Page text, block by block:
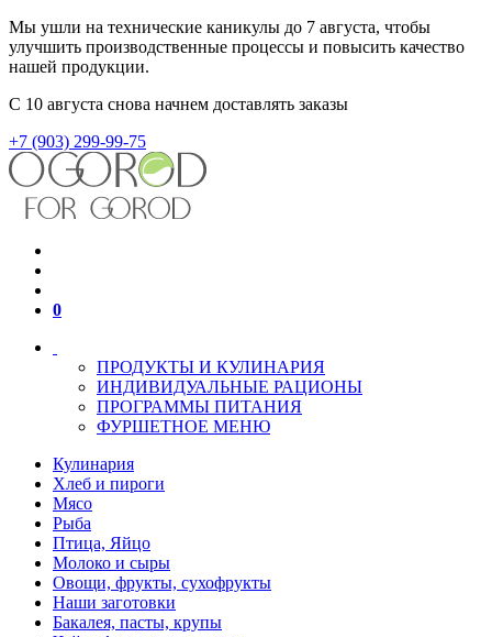
Мы ушли на технические каникулы до 7 августа, чтобы
улучшить производственные процессы и повысить качество
нашей продукции.
С 10 августа снова начнем доставлять заказы
+7 (903) 299-99-75
0
ПРОДУКТЫ И КУЛИНАРИЯ
ИНДИВИДУАЛЬНЫЕ РАЦИОНЫ
ПРОГРАММЫ ПИТАНИЯ
ФУРШЕТНОЕ МЕНЮ
Кулинария
Хлеб и пироги
Мясо
Рыба
Птица, Яйцо
Молоко и сыры
Овощи, фрукты, сухофрукты
Наши заготовки
Бакалея, пасты, крупы